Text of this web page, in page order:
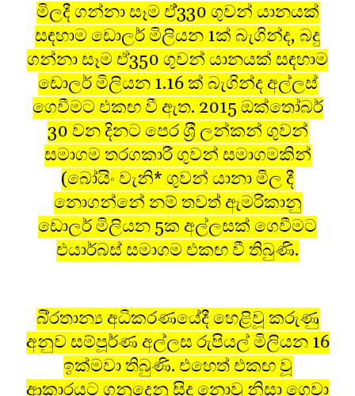
මිලදී ගන්නා සෑම ඒ්330 ගුවන් යානයක්
සඳහාම ඩොලර් මිලියන 1ක් බැගින්ද, බදු
ගන්නා සෑම ඒ350 ගුවන් යානයක් සඳහාම
ඩොලර් මිලියන 1.16 ක් බැගින්ද අල්ලස්
ගෙවීමට එකඟ වී ඇත. 2015 ඔක්තෝබර්
30 වන දිනට පෙර ශ‍්‍රී ලන්කන් ගුවන්
සමාගම තරගකාරී ගුවන් සමාගමකින්
(බෝයිං වැනි* ගුවන් යානා මිල දී
නොගන්නේ නම් තවත් ඇමරිකානු
ඩොලර් මිලියන 5ක අල්ලසක් ගෙවීමට
එයාර්බස් සමාගම එකඟ වී තිබුණි.
බි‍්‍රතාන්‍ය අධිකරණයේදී හෙළිවූ කරුණු
අනුව සම්පූර්ණ අල්ලස රුපියල් මිලියන 16
ඉක්මවා තිබුණි. එහෙත් එකඟ වූ
ආකාරයට ගනුදෙනු සිදු නොවූ නිසා ගෙවා